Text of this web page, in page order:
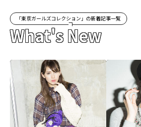
「東京ガールズコレクション」の新着記事一覧
What's New